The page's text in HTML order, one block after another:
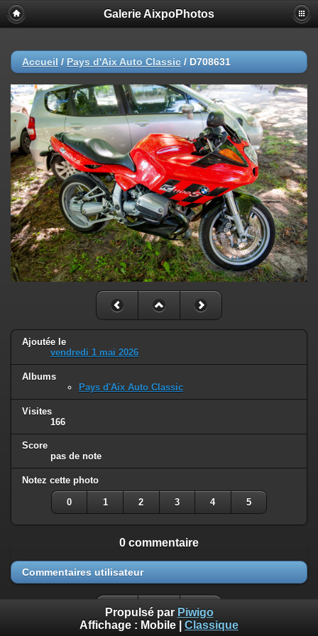
Galerie AixpoPhotos
Accueil / Pays d'Aix Auto Classic / D708631
Ajoutée le
vendredi 1 mai 2026
Albums
Pays d'Aix Auto Classic
Visites
166
Score
pas de note
Notez cette photo
0 1 2 3 4 5
0 commentaire
Commentaires utilisateur
Propulsé par Piwigo
Affichage : Mobile Classique